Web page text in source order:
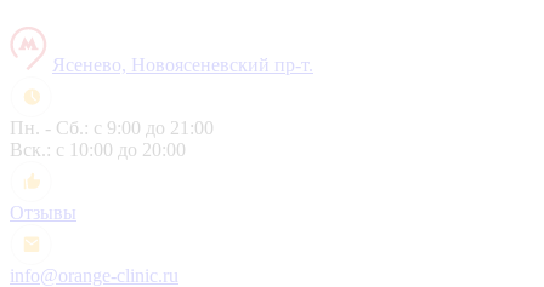
Ясенево, Новоясеневский пр-т.
Пн. - Сб.: с 9:00 до 21:00
Вск.: с 10:00 до 20:00
Отзывы
info@orange-clinic.ru